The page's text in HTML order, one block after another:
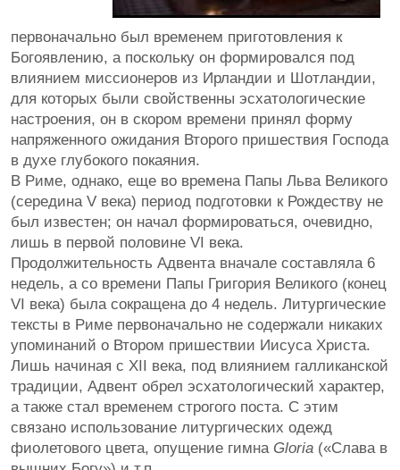
первоначально был временем приготовления к
Богоявлению, а поскольку он формировался под
влиянием миссионеров из Ирландии и Шотландии,
для которых были свойственны эсхатологические
настроения, он в скором времени принял форму
напряженного ожидания Второго пришествия Господа
в духе глубокого покаяния.
В Риме, однако, еще во времена Папы Льва Великого
(середина V века) период подготовки к Рождеству не
был известен; он начал формироваться, очевидно,
лишь в первой половине VI века.
Продолжительность Адвента вначале составляла 6
недель, а со времени Папы Григория Великого (конец
VI века) была сокращена до 4 недель. Литургические
тексты в Риме первоначально не содержали никаких
упоминаний о Втором пришествии Иисуса Христа.
Лишь начиная с XII века, под влиянием галликанской
традиции, Адвент обрел эсхатологический характер,
а также стал временем строгого поста. С этим
связано использование литургических одежд
фиолетового цвета, опущение гимна Gloria («Слава в